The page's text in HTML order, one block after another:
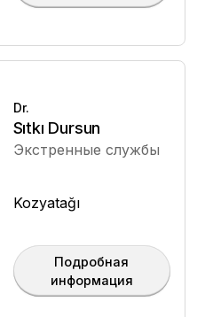
Dr.
Sıtkı Dursun
Экстренные службы
Kozyatağı
Подробная
информация